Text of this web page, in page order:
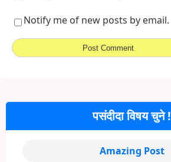
Notify me of new posts by email.
पसंदीदा विषय चुने !
Amazing Post